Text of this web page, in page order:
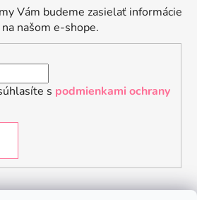
Vám budeme zasielať informácie
našom e-shope.
s podmienkami ochrany